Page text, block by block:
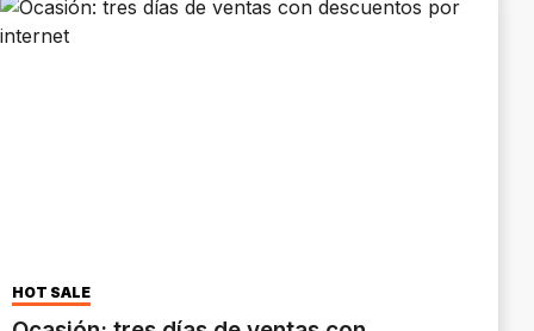
HOT SALE